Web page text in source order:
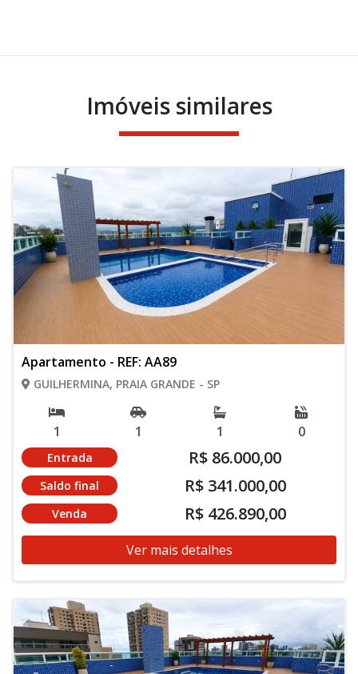
Imóveis similares
Apartamento - REF: AA89
GUILHERMINA, PRAIA GRANDE - SP
1 1 1 0
Entrada R$ 86.000,00
Saldo final R$ 341.000,00
Venda R$ 426.890,00
Ver mais detalhes